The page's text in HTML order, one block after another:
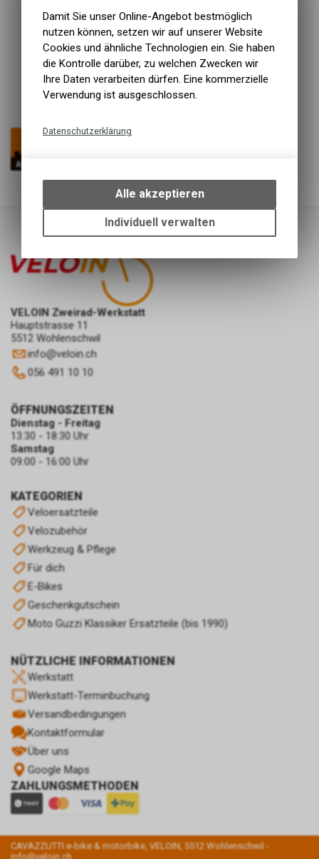
Einsatzbereich MTB, Road, Trekking
Volle Kontrolle auch unterwegs
Ein kleines rundes Manometer ist integriert
Die Pumpe wird geliefert mit einem EVA Kopf
Die Teleskopfunktion und der T-Griff sorgen für ein
optimales und angenehmes Pumpen
VELOIN Zweirad-Werkstatt
Hauptstrasse 11
5512 Wohlenschwil
info@veloin.ch
056 491 10 10
KATEGORIEN
Veloersatzteile
Velozubehör
Werkzeug & Pflege
Für dich
E-Bikes
Geschenkgutschein
Moto Guzzi Klassiker Ersatzteile (bis 1990)
NÜTZLICHE INFORMATIONEN
Werkstatt
Werkstatt-Terminbuchung
Versandbedingungen
Kontaktformular
Über uns
Google Maps
ZAHLUNGSMETHODEN
ÖFFNUNGSZEITEN
Dienstag - Freitag
13:30 - 18:30 Uhr
Samstag
09:00 - 16:00 Uhr
CAVAZZUTTI e-bike & motorbike, VELOIN, 5512 Wohlenschwil -
info@veloin.ch
Damit Sie unser Online-Angebot bestmöglich
nutzen können, setzen wir auf unserer Website
Cookies und ähnliche Technologien ein. Sie haben
die Kontrolle darüber, zu welchen Zwecken wir
Ihre Daten verarbeiten dürfen. Eine kommerzielle
Verwendung ist ausgeschlossen.
Datenschutzerklärung
bestimmte Interaktionen und
Einstellungen auf Ihrem Gerät,
um die grundlegenden
Funktionen unseres Online-
des Warenkorbs, zu
ermöglichen. Bitte beachten Sie,
dass die gespeicherten Daten
keinerlei Rückschlüsse auf Ihre
Alle akzeptieren
Individuell verwalten